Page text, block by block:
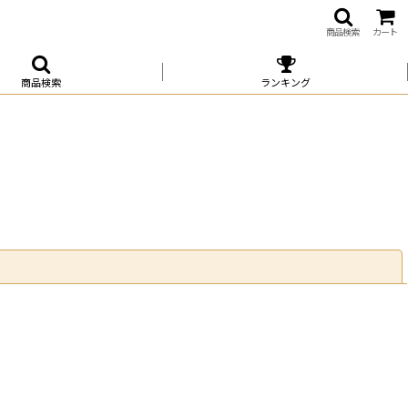
商品検索 カート
商品検索 ランキング